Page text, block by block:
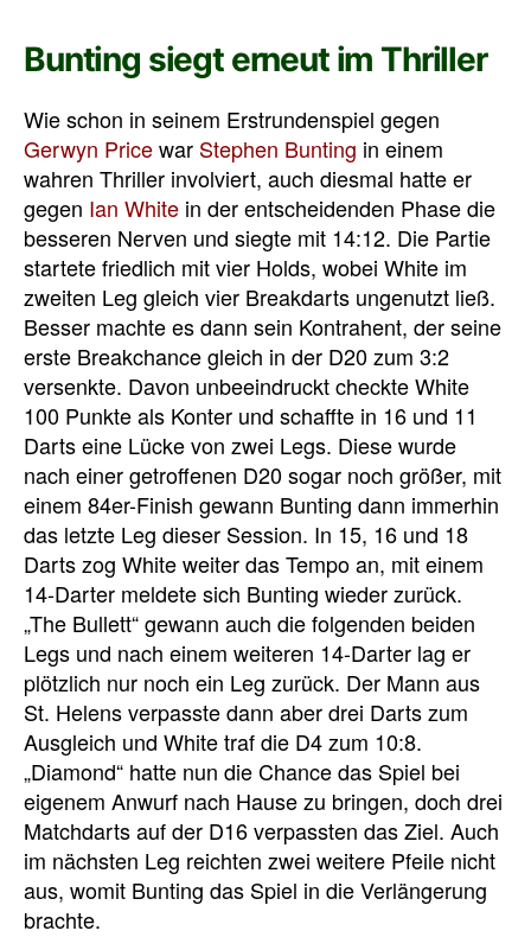
Bunting siegt erneut im Thriller
Wie schon in seinem Erstrundenspiel gegen
Gerwyn Pricewar Stephen Bunting in einem
wahren Thriller involviert, auch diesmal hatte er
gegen Ian White in der entscheidenden Phase die
besseren Nerven und siegte mit 14:12. Die Partie
startete friedlich mit vier Holds, wobei White im
zweiten Leg gleich vier Breakdarts ungenutzt ließ.
Besser machte es dann sein Kontrahent, der seine
erste Breakchance gleich in der D20 zum 3:2
versenkte. Davon unbeeindruckt checkte White
100 Punkte als Konter und schaffte in 16 und 11
Darts eine Lücke von zwei Legs. Diese wurde
nach einer getroffenen D20 sogar noch größer, mit
einem 84er-Finish gewann Bunting dann immerhin
das letzte Leg dieser Session. In 15, 16 und 18
Darts zog White weiter das Tempo an, mit einem
14-Darter meldete sich Bunting wieder zurück.
„The Bullett“ gewann auch die folgenden beiden
Legs und nach einem weiteren 14-Darter lag er
plötzlich nur noch ein Leg zurück. Der Mann aus
St. Helens verpasste dann aber drei Darts zum
Ausgleich und White traf die D4 zum 10:8.
„Diamond“ hatte nun die Chance das Spiel bei
eigenem Anwurf nach Hause zu bringen, doch drei
Matchdarts auf der D16 verpassten das Ziel. Auch
im nächsten Leg reichten zwei weitere Pfeile nicht
aus, womit Bunting das Spiel in die Verlängerung
brachte.